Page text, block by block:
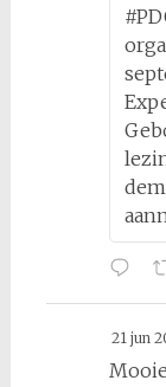
21 jun